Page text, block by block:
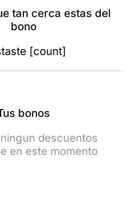
tan cerca estas del
bono
[count]
bonos
descuentos
en este momento